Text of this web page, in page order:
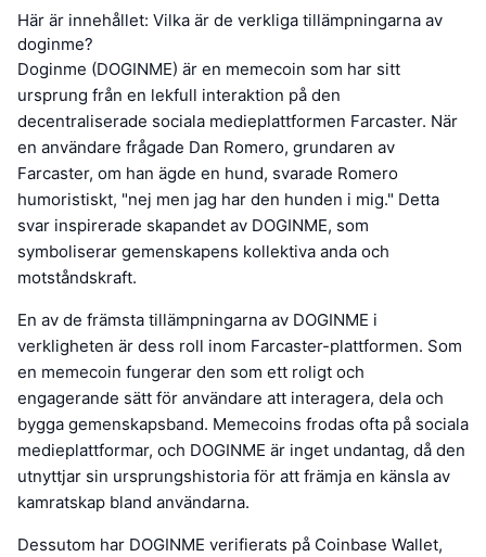
Här är innehållet: Vilka är de verkliga tillämpningarna av
doginme?
Doginme (DOGINME) är en memecoin som har sitt
ursprung från en lekfull interaktion på den
decentraliserade sociala medieplattformen Farcaster. När
en användare frågade Dan Romero, grundaren av
Farcaster, om han ägde en hund, svarade Romero
humoristiskt, "nej men jag har den hunden i mig." Detta
svar inspirerade skapandet av DOGINME, som
symboliserar gemenskapens kollektiva anda och
motståndskraft.
En av de främsta tillämpningarna av DOGINME i
verkligheten är dess roll inom Farcaster-plattformen. Som
en memecoin fungerar den som ett roligt och
engagerande sätt för användare att interagera, dela och
bygga gemenskapsband. Memecoins frodas ofta på sociala
medieplattformar, och DOGINME är inget undantag, då den
utnyttjar sin ursprungshistoria för att främja en känsla av
kamratskap bland användarna.
Dessutom har DOGINME verifierats på Coinbase Wallet,